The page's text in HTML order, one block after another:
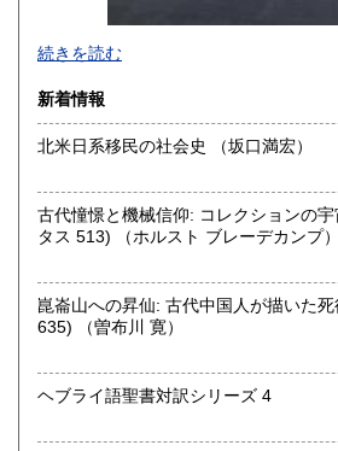
宮崎県
沖縄県
・書店様、公共機関様からの公費（請
・全国古書書籍商組合連合会加盟の古
は、商品代金に対して書店間割引を適
セージにてご連絡くださいますようお
最寄駅：南大沢駅
営業時間：9時～16時
定休日：日曜日 年末年始12月27日～1
書籍の買取について
【宅配買取について】
続きを読む
新着情報
北米日系移民の社会史 （坂口満宏）
古代憧憬と機械信仰: コレクションの
タス 513) （ホルスト ブレーデカンプ）
崑崙山への昇仙: 古代中国人が描いた
635) （曽布川 寛）
ヘブライ語聖書対訳シリーズ 4